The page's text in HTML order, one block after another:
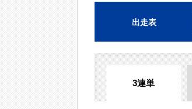
出走表
3連単